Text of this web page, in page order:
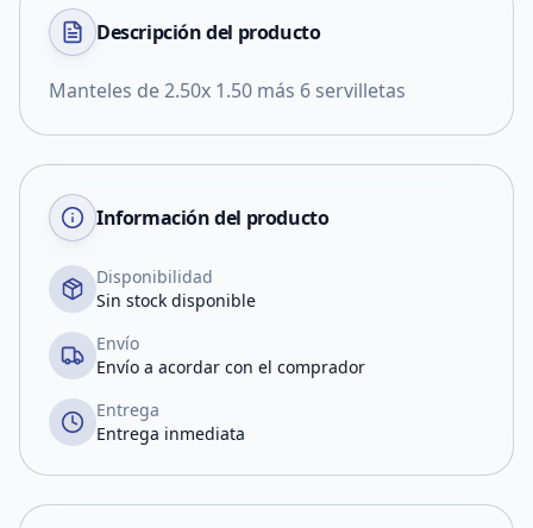
Descripción del producto
Manteles de 2.50x 1.50 más 6 servilletas
Información del producto
Disponibilidad
Sin stock disponible
Envío
Envío a acordar con el comprador
Entrega
Entrega inmediata